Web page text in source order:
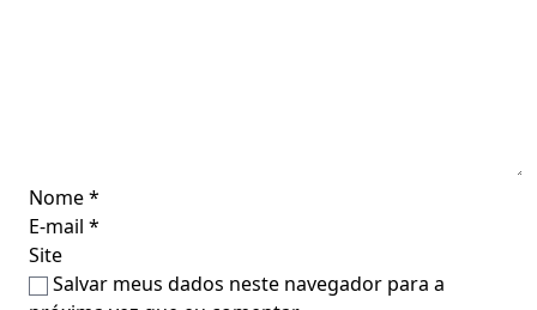
Nome*
E-mail *
Site
Salvar meus dados neste navegador para a